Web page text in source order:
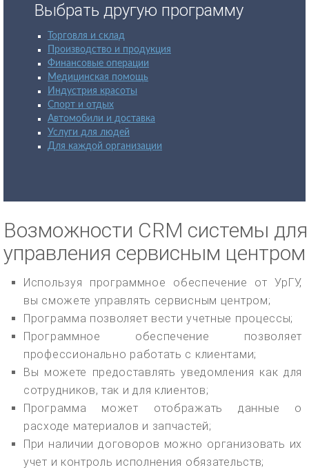
Выбрать другую программу
Торговля и склад
Производство и продукция
Финансовые операции
Медицинская помощь
Индустрия красоты
Спорт и отдых
Автомобили и доставка
Услуги для людей
Для каждой организации
Возможности CRM системы для
управления сервисным центром
Используя программное обеспечение от УрГУ,
вы сможете управлять сервисным центром;
Программа позволяет вести учетные процессы;
Программное обеспечение позволяет
профессионально работать с клиентами;
Вы можете предоставлять уведомления как для
сотрудников, так и для клиентов;
Программа может отображать данные о
расходе материалов и запчастей;
При наличии договоров можно организовать их
учет и контроль исполнения обязательств;